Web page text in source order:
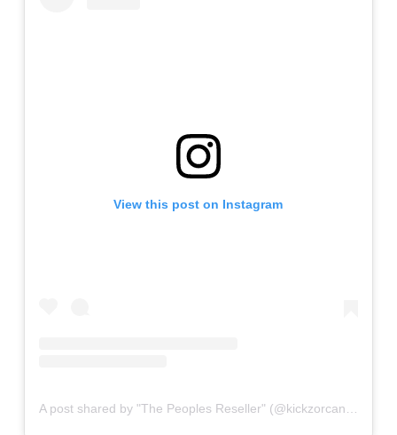
View this post on Instagram
A post shared by "The Peoples Reseller" (@kickzorcandy)